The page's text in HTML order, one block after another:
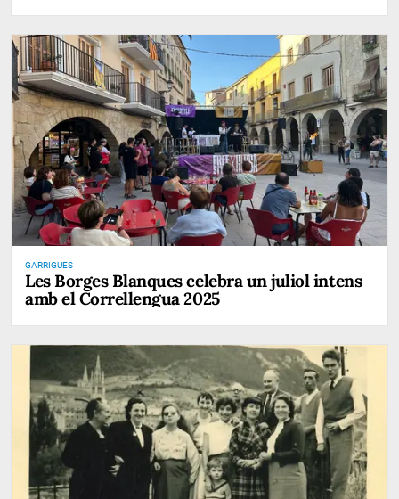
GARRIGUES
Les Borges Blanques celebra un juliol intens
amb el Correllengua 2025